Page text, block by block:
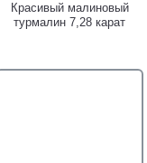
Красивый малиновый
турмалин 7,28 карат